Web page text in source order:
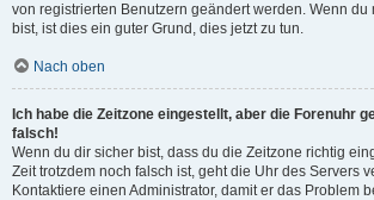
von registrierten Benutzern geändert werden. Wenn du
bist, ist dies ein guter Grund, dies jetzt zu tun.
Nach oben
Ich habe die Zeitzone eingestellt, aber die Forenuhr
falsch!
Wenn du dir sicher bist, dass du die Zeitzone richtig
Zeit trotzdem noch falsch ist, geht die Uhr des Servers
Kontaktiere einen Administrator, damit er das Problem